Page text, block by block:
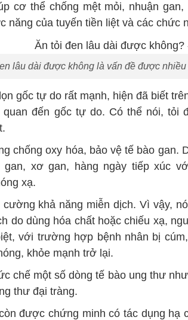
cơ thể chống mệt mỏi, nhuận
năng của tuyến tiền liệt và các chức
lâu dài được không là vấn đề được
gốc tự do rất mạnh, hiện đã biết
quan đến gốc tự do. Có thể nói, tỏi
chống oxy hóa, bảo vệ tế bào gan.
xơ gan, hàng ngày tiếp xúc
xạ.
cường khả năng miễn dịch. Vì vậy,
do dùng hóa chất hoặc chiếu xạ,
với trường hợp bệnh nhân bị
khỏe mạnh trở lại.
chế một số dòng tế bào ung thư
thư đại tràng.
được chứng minh có tác dụng hạ